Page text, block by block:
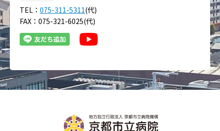
TEL： 075-311-5311(代)
FAX：075-321-6025(代)